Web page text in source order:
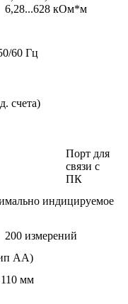
6,28...628 кОм*м
60 Гц
счета)
Порт для
связи с
ПК
индицируемое
200 измерений
АА)
мм